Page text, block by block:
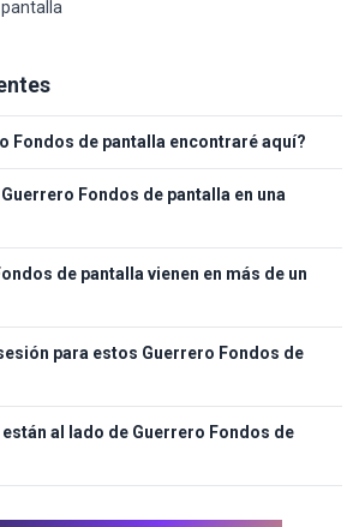
Fondos de pantalla encontraré aquí?
Fondos de pantalla en una
de pantalla vienen en más de un
para estos Guerrero Fondos de
al lado de Guerrero Fondos de